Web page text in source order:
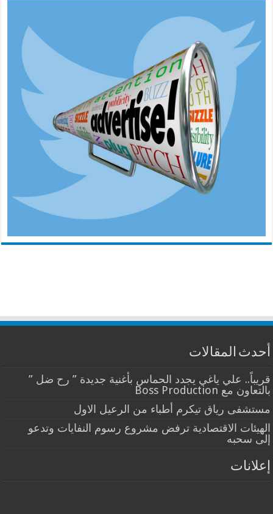
أحدث المقالات
قريباً.. علي ياغي يجدد الحماس بأغنية جديدة ” رح ضل ”
بالتعاون مع Boss Production
مستشفى رياق تيكرم أطباء من الرعيل الاول
الهيئات الاقتصادية ترفض مشروع رسوم النفايات وتدعو
إلى سحبه
إعلانات